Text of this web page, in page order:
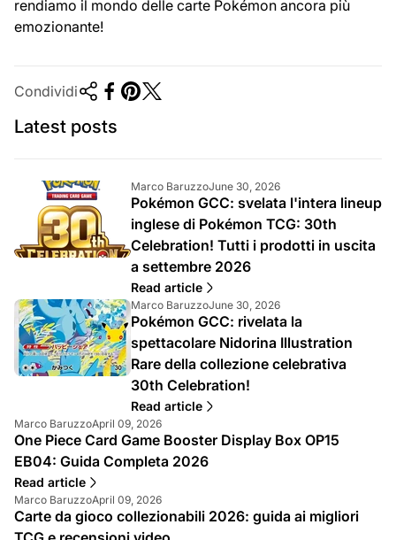
rendiamo il mondo delle carte Pokémon ancora più
emozionante!
Condividi
Latest posts
A
u
t
o
r
e
d
e
l
l
'
a
r
t
i
c
o
l
o
Marco Baruzzo
A
r
t
i
c
o
l
o
p
u
b
b
l
i
c
a
t
o
s
:
June 30, 2026
Pokémon GCC: svelata l'intera lineup
inglese di Pokémon TCG: 30th
Celebration! Tutti i prodotti in uscita
a settembre 2026
Read article
A
u
t
o
r
e
d
e
l
l
'
r
t
Marco Baruzzo
A
r
t
i
c
o
l
o
p
u
b
l
i
June 30, 2026
Pokémon GCC: rivelata la
spettacolare Nidorina Illustration
Rare della collezione celebrativa
30th Celebration!
Read article
A
u
t
o
r
e
d
e
Marco Baruzzo
A
r
t
i
c
o
l
o
April 09, 2026
One Piece Card Game Booster Display Box OP15
EB04: Guida Completa 2026
Read article
A
u
t
Marco Baruzzo
A
r
t
April 09, 2026
Carte da gioco collezionabili 2026: guida ai migliori